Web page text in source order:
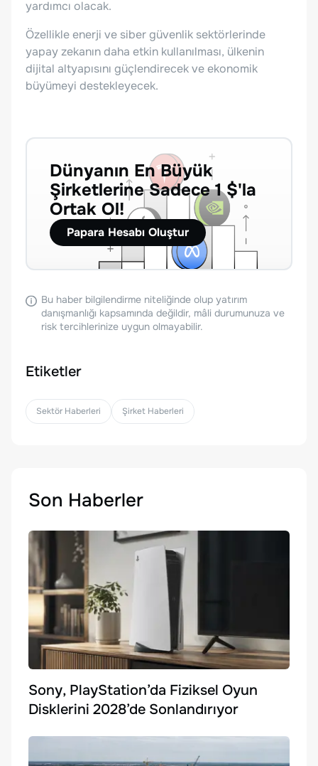
yardımcı olacak.
Özellikle enerji ve siber güvenlik sektörlerinde
yapay zekanın daha etkin kullanılması, ülkenin
dijital altyapısını güçlendirecek ve ekonomik
büyümeyi destekleyecek.
Dünyanın En Büyük
Şirketlerine Sadece 1 $'la
Ortak Ol!
Papara Hesabı Oluştur
Bu haber bilgilendirme niteliğinde olup yatırım
danışmanlığı kapsamında değildir, mâli durumunuza ve
risk tercihlerinize uygun olmayabilir.
Etiketler
Sektör Haberleri Şirket Haberleri
Son Haberler
Sony, PlayStation’da Fiziksel Oyun
Disklerini 2028’de Sonlandırıyor